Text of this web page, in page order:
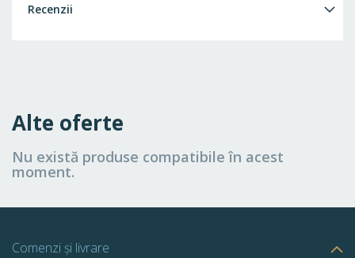
Recenzii
Alte oferte
Nu există produse compatibile în acest
moment.
Comenzi și livrare